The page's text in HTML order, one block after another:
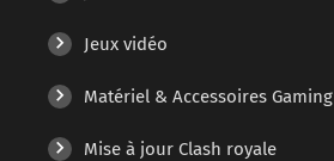
Jeux vidéo
Matériel & Accessoires Gaming
Mise à jour Clash royale